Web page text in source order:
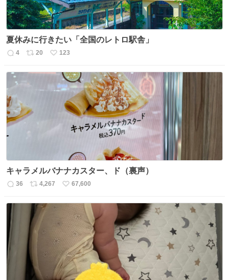
夏休みに行きたい「全国のレトロ駅舎」
返
4
リ
20
い
数
123
キャラメルバナナカスター、ド（裏声）
返
数
36
リ
ス
ト
数
4,267
い
67,600